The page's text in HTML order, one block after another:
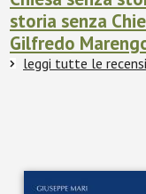
storia senza
Gilfredo
leggi tutte le